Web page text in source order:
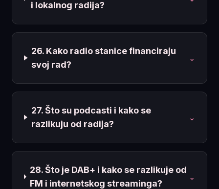
i lokalnog radija?
26. Kako radio stanice financiraju
svoj rad?
⌄
27. Što su podcasti i kako se
razlikuju od radija?
⌄
28. Što je DAB+ i kako se razlikuje od
FM i internetskog streaminga?
⌄